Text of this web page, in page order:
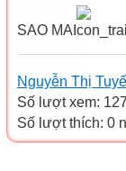
SAO MAI
Nguyễn Thị
Số lượt xem:
Số lượt thích: 0